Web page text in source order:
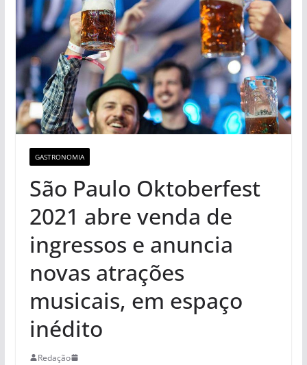
GASTRONOMIA
São Paulo Oktoberfest
2021 abre venda de
ingressos e anuncia
novas atrações
musicais, em espaço
inédito
Redação